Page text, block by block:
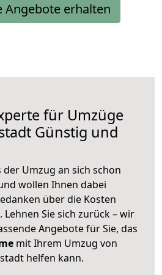
Angebote erhalten
für Umzüge
Günstig und
Umzug an sich schon
wollen Ihnen dabei
über die Kosten
Lehnen Sie sich zurück – wir
Angebote für Sie, das
mit Ihrem Umzug von
helfen kann.